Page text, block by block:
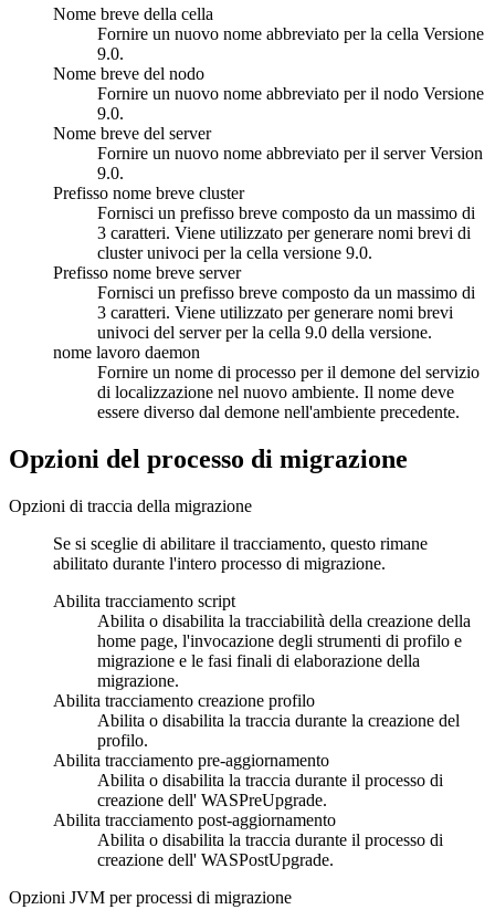
Nome breve della cella
Fornire un nuovo nome abbreviato per la cella Versione
9.0.
Nome breve del nodo
Fornire un nuovo nome abbreviato per il nodo Versione
9.0.
Nome breve del server
Fornire un nuovo nome abbreviato per il server Version
9.0.
Prefisso nome breve cluster
Fornisci un prefisso breve composto da un massimo di
3 caratteri. Viene utilizzato per generare nomi brevi di
cluster univoci per la cella versione 9.0.
Prefisso nome breve server
Fornisci un prefisso breve composto da un massimo di
3 caratteri. Viene utilizzato per generare nomi brevi
univoci del server per la cella 9.0 della versione.
nome lavoro daemon
Fornire un nome di processo per il demone del servizio
di localizzazione nel nuovo ambiente. Il nome deve
essere diverso dal demone nell'ambiente precedente.
Opzioni del processo di migrazione
Opzioni di traccia della migrazione
Se si sceglie di abilitare il tracciamento, questo rimane
abilitato durante l'intero processo di migrazione.
Abilita tracciamento script
Abilita o disabilita la tracciabilità della creazione della
home page, l'invocazione degli strumenti di profilo e
migrazione e le fasi finali di elaborazione della
migrazione.
Abilita tracciamento creazione profilo
Abilita o disabilita la traccia durante la creazione del
profilo.
Abilita tracciamento pre-aggiornamento
Abilita o disabilita la traccia durante il processo di
creazione dell' WASPreUpgrade.
Abilita tracciamento post-aggiornamento
Abilita o disabilita la traccia durante il processo di
creazione dell' WASPostUpgrade.
Opzioni JVM per processi di migrazione